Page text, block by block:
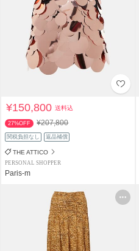
¥150,800送料込
27%OFF ¥207,800
関税負担なし 返品補償
THE ATTICO
PERSONAL SHOPPER
Paris-m